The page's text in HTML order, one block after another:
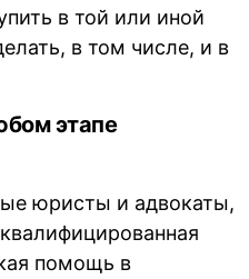
в той или иной
в том числе, и в
этапе
юристы и адвокаты,
помощь в